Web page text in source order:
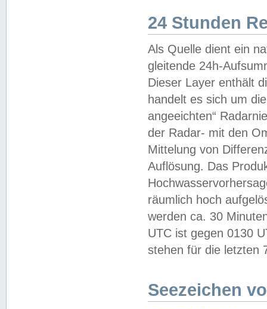
24 Stunden
Als Quelle dient ein
gleitende 24h-
Dieser Layer enthält
handelt es sich um
angeeichten“
der Radar- mit den
Mittelung von
Auflösung. Das
räumlich hoch
werden ca. 30
UTC ist gegen 0130
stehen für die letzten
Seezeichen